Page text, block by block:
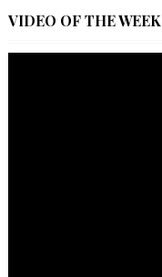
VIDEO OF THE WEEK